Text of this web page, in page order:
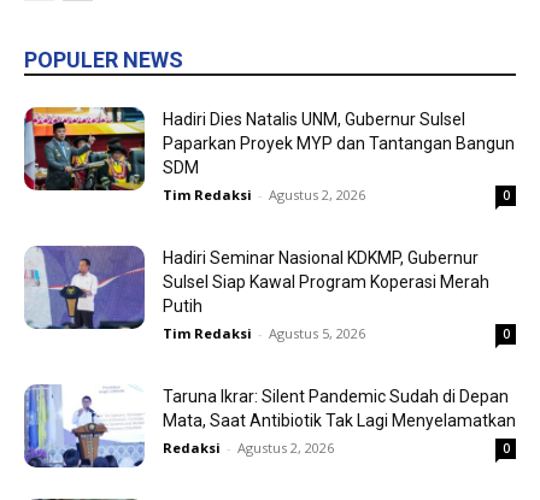
POPULER NEWS
Hadiri Dies Natalis UNM, Gubernur Sulsel
Paparkan Proyek MYP dan Tantangan Bangun
SDM
Tim Redaksi - Agustus 2, 2026 0
Hadiri Seminar Nasional KDKMP, Gubernur
Sulsel Siap Kawal Program Koperasi Merah
Putih
Tim Redaksi - Agustus 5, 2026 0
Taruna Ikrar: Silent Pandemic Sudah di Depan
Mata, Saat Antibiotik Tak Lagi Menyelamatkan
Redaksi - Agustus 2, 2026 0